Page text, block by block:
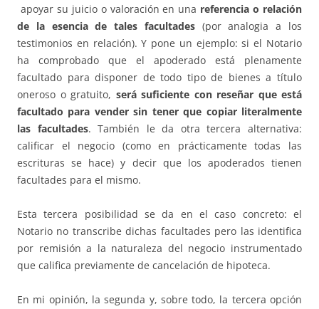
apoyar su juicio o valoración en una referencia o relación
de la esencia de tales facultades (por analogia a los
testimonios en relación). Y pone un ejemplo: si el Notario
ha comprobado que el apoderado está plenamente
facultado para disponer de todo tipo de bienes a título
oneroso o gratuito, será suficiente con reseñar que está
facultado para vender sin tener que copiar literalmente
las facultades. También le da otra tercera alternativa:
calificar el negocio (como en prácticamente todas las
escrituras se hace) y decir que los apoderados tienen
facultades para el mismo.
Esta tercera posibilidad se da en el caso concreto: el
Notario no transcribe dichas facultades pero las identifica
por remisión a la naturaleza del negocio instrumentado
que califica previamente de cancelación de hipoteca.
En mi opinión, la segunda y, sobre todo, la tercera opción